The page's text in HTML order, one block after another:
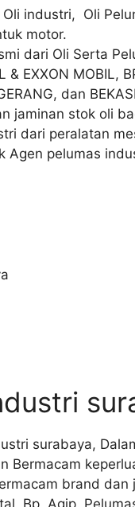
industri, Oli
motor.
dari Oli Serta
& EXXON MOBIL,
dan
jaminan stok oli
dari peralatan
Agen pelumas
surabaya,
Bermacam
brand